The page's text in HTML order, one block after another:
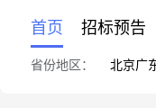
首页 招标预告
省份地区： 北京广